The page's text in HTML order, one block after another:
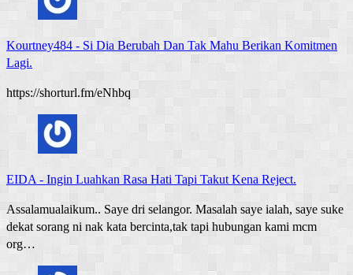
Kourtney484 - Si Dia Berubah Dan Tak Mahu Berikan Komitmen
Lagi.
https://shorturl.fm/eNhbq
EIDA - Ingin Luahkan Rasa Hati Tapi Takut Kena Reject.
Assalamualaikum.. Saye dri selangor. Masalah saye ialah, saye suke
dekat sorang ni nak kata bercinta,tak tapi hubungan kami mcm
org…